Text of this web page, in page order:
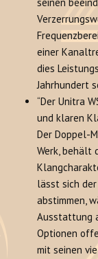
einer
dies
Jahrhundert
“Der Unitra
und klaren
Der Doppel-
Werk, behält
lässt sich der
abstimmen,
Ausstattung
Optionen
mit seinen